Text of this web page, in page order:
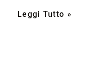
Leggi Tutto »